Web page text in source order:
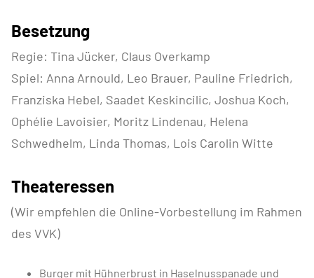
Besetzung
Regie: Tina Jücker, Claus Overkamp
Spiel: Anna Arnould, Leo Brauer, Pauline Friedrich,
Franziska Hebel, Saadet Keskincilic, Joshua Koch,
Ophélie Lavoisier, Moritz Lindenau, Helena
Schwedhelm, Linda Thomas, Lois Carolin Witte
Theateressen
(Wir empfehlen die Online-Vorbestellung im Rahmen
des VVK)
Burger mit Hühnerbrust in Haselnusspanade und